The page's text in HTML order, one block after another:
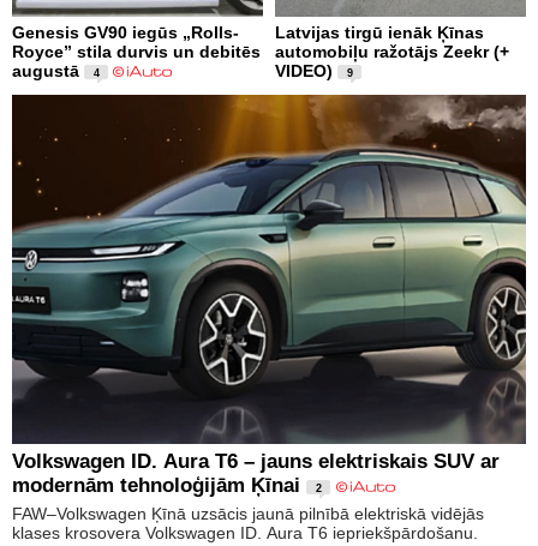
Genesis GV90 iegūs „Rolls-
Royce” stila durvis un debitēs
augustā
4
Latvijas tirgū ienāk Ķīnas
automobiļu ražotājs Zeekr (+
VIDEO)
9
Volkswagen ID. Aura T6 – jauns elektriskais SUV ar
modernām tehnoloģijām Ķīnai
2
FAW–Volkswagen Ķīnā uzsācis jaunā pilnībā elektriskā vidējās
klases krosovera Volkswagen ID. Aura T6 iepriekšpārdošanu.